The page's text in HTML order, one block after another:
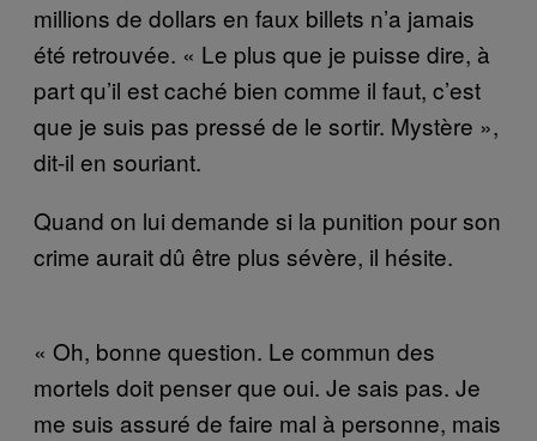
millions de dollars en faux billets n’a jamais
été retrouvée. « Le plus que je puisse dire, à
part qu’il est caché bien comme il faut, c’est
que je suis pas pressé de le sortir. Mystère »,
dit-il en souriant.
Quand on lui demande si la punition pour son
crime aurait dû être plus sévère, il hésite.
« Oh, bonne question. Le commun des
mortels doit penser que oui. Je sais pas. Je
me suis assuré de faire mal à personne, mais